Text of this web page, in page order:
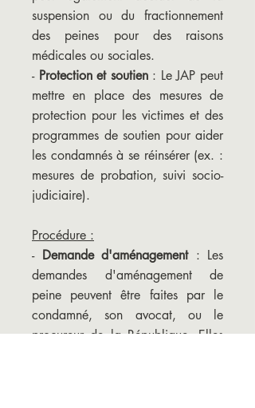
suspension ou du fractionnement
des peines pour des raisons
médicales ou sociales.
- Protection et soutien : Le JAP peut
mettre en place des mesures de
protection pour les victimes et des
programmes de soutien pour aider
les condamnés à se réinsérer (ex. :
mesures de probation, suivi socio-
judiciaire).
Procédure :
- Demande d'aménagement : Les
demandes d'aménagement de
peine peuvent être faites par le
condamné, son avocat, ou le
procureur de la République. Elles